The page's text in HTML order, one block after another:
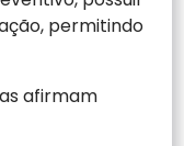
permitindo
afirmam